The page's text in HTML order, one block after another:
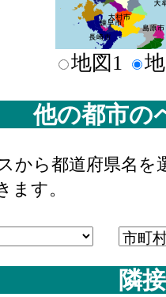
地図1
他の都市の
から都道府県名
ます。
隣